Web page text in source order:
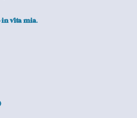
in vita mia.